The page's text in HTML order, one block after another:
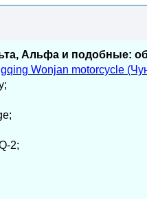
Альфа и подобные:
Wonjan motorcycle
2;